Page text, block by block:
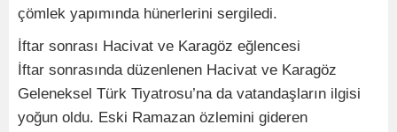
çömlek yapımında hünerlerini sergiledi.
İftar sonrası Hacivat ve Karagöz eğlencesi
İftar sonrasında düzenlenen Hacivat ve Karagöz
Geleneksel Türk Tiyatrosu’na da vatandaşların ilgisi
yoğun oldu. Eski Ramazan özlemini gideren